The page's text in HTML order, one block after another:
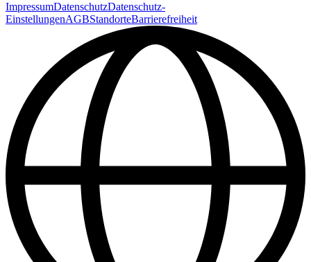
ImpressumDatenschutzDatenschutz-
EinstellungenAGBStandorteBarrierefreiheit